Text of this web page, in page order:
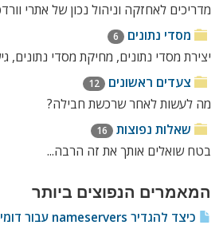
מדריכים לאחזקה וניהול נכון של אתרי
מסדי נתונים
6
יצירת מסדי נתונים, מחיקת מסדי נתונים,
צעדים ראשונים
12
מה לעשות לאחר שרכשת חבילה?
שאלות נפוצות
16
בטח שואלים אותך את זה הרבה...
המאמרים הנפוצים ביותר
כיצד להגדיר nameservers עבור דומיין ב Box